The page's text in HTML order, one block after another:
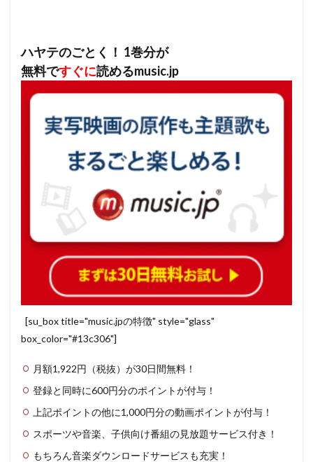
ハヤテのごとく！ 1巻分が
無料ですぐに読めるmusic.jp
[su_box title="music.jpの特徴" style="glass"
box_color="#13c306"]
月額1,922円（税抜）が30日間無料！
登録と同時に600円分のポイントが付与！
上記ポイントの他に1,000円分の動画ポイントが付与！
スポーツや音楽、子供向け番組の見放題サービス付き！
もちろん音楽ダウンロードサービスも充実！